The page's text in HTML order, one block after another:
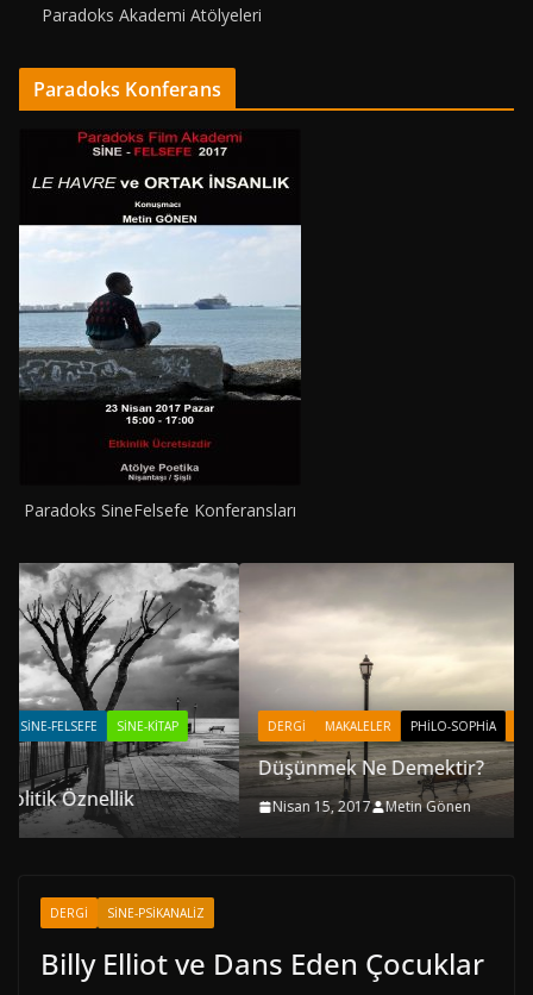
Paradoks Akademi Atölyeleri
Paradoks Konferans
Paradoks SineFelsefe Konferansları
DERGI MAKALELER PHILO-SOPHIA YAZARLAR
Düşünmek Ne Demektir?
Nisan 15, 2017 Metin Gönen
DERGI SINE-PSIKANALIZ
Billy Elliot ve Dans Eden Çocuklar